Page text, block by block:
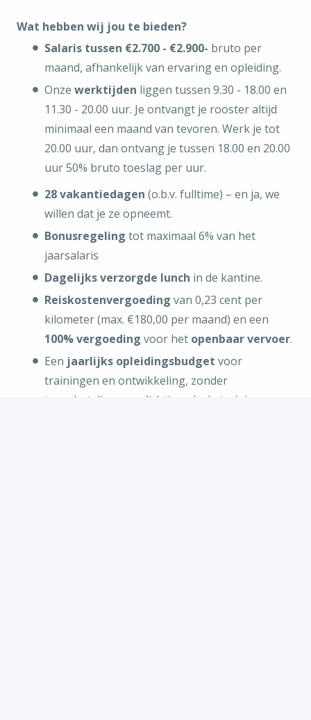
Wat hebben wij jou te bieden?
Salaris tussen €2.700 - €2.900- bruto per
maand, afhankelijk van ervaring en opleiding.
Onze werktijden liggen tussen 9.30 - 18.00 en
11.30 - 20.00 uur. Je ontvangt je rooster altijd
minimaal een maand van tevoren. Werk je tot
20.00 uur, dan ontvang je tussen 18.00 en 20.00
uur 50% bruto toeslag per uur.
28 vakantiedagen (o.b.v. fulltime) – en ja, we
willen dat je ze opneemt.
Bonusregeling tot maximaal 6% van het
jaarsalaris
Dagelijks verzorgde lunch in de kantine.
Reiskostenvergoeding van 0,23 cent per
kilometer (max. €180,00 per maand) en een
100% vergoeding voor het openbaar vervoer.
Een jaarlijks opleidingsbudget voor
trainingen en ontwikkeling, zonder
terugbetalingsverplichting als de training